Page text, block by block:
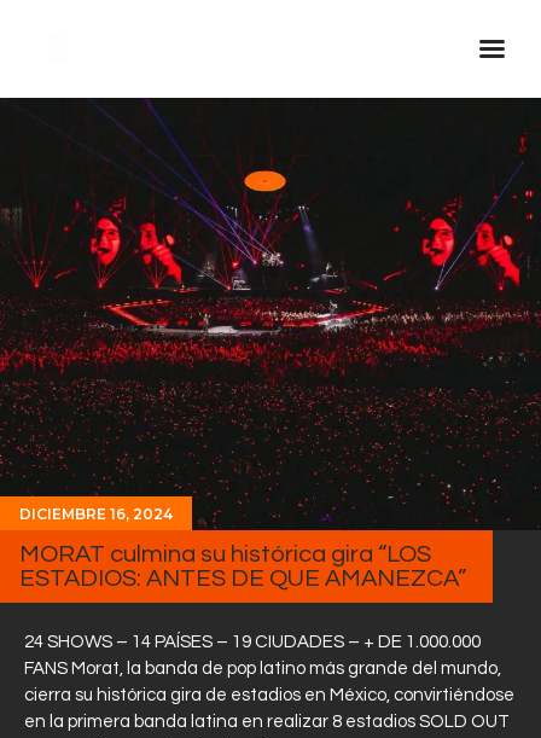
Inicio Real FM
Streaming
En Vivo
Descarga La APP
Programas
Noticias
Equipo
Sobre Nosotros
Contactos
DICIEMBRE 16, 2024
MORAT culmina su histórica gira “LOS
ESTADIOS: ANTES DE QUE AMANEZCA”
24 SHOWS – 14 PAÍSES – 19 CIUDADES – + DE 1.000.000
FANS Morat, la banda de pop latino más grande del mundo,
cierra su histórica gira de estadios en México, convirtiéndose
en la primera banda latina en realizar 8 estadios SOLD OUT